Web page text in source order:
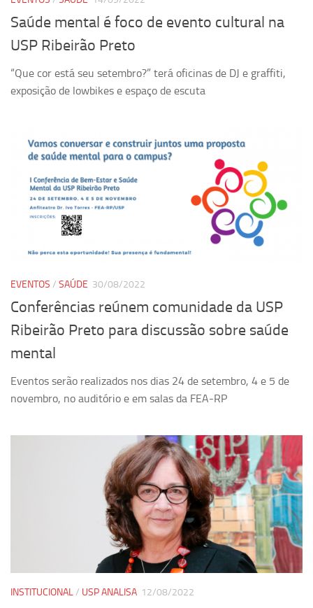
Estrutura do polo
Espaço de Eventos
Projetos
Ciência com Pipoca
Pint of Science
União Pró-Vacina
USP Analisa
Publicações
Clipping
Relatórios
Revista Estudos Avançados
Espaço Cultural
Contato
Newsletter
Saúde mental é foco de evento cultural na
USP Ribeirão Preto
“Que cor está seu setembro?” terá oficinas de DJ e graffiti,
exposição de lowbikes e espaço de escuta
EVENTOS / SAÚDE 30/08/2022
Conferências reúnem comunidade da USP
Ribeirão Preto para discussão sobre saúde
mental
Eventos serão realizados nos dias 24 de setembro, 4 e 5 de
novembro, no auditório e em salas da FEA-RP
INSTITUCIONAL/ USP ANALISA 12/08/2022